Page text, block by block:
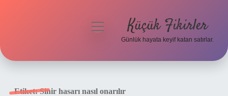
menüyü
Küçük Fikirler
Günlük hayata keyif katan satırlar.
Etiket:Sinir hasarı nasıl onarılır